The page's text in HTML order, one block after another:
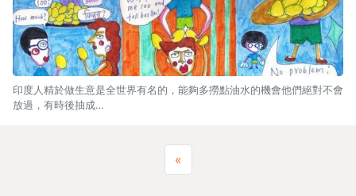
印度人精於做生意是全世界有名的，能夠多撈點油水的機會他們絕對不會
放過，有時後抽成…
«